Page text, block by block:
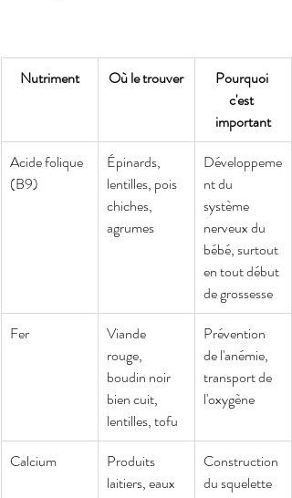
Nutriment Où le trouver
Pourquoi
c'est
important
Acide folique
(B9)
Épinards,
lentilles, pois
chiches,
agrumes
Développeme
nt du
système
nerveux du
bébé, surtout
en tout début
de grossesse
Fer
Viande
rouge,
boudin noir
bien cuit,
lentilles, tofu
Prévention
de l'anémie,
transport de
l'oxygène
Calcium
Produits
laitiers, eaux
Construction
du squelette